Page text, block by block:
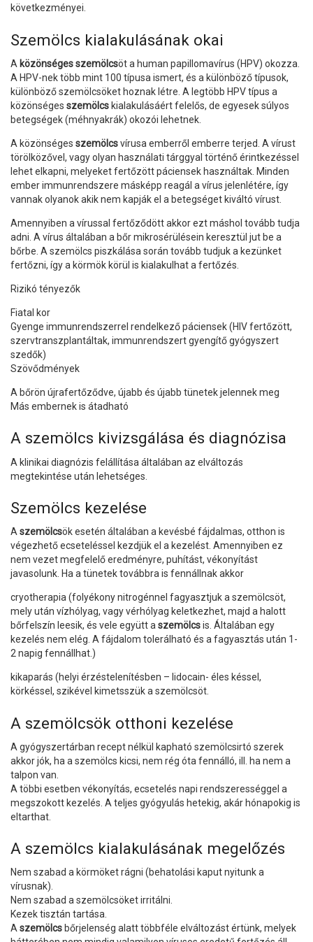
következményei.
Szemölcs kialakulásának okai
A közönséges szemölcsöt a human papillomavírus (HPV) okozza.
A HPV-nek több mint 100 típusa ismert, és a különböző típusok,
különböző szemölcsöket hoznak létre. A legtöbb HPV típus a
közönséges szemölcs kialakulásáért felelős, de egyesek súlyos
betegségek (méhnyakrák) okozói lehetnek.
A közönséges szemölcsvírusa emberről emberre terjed. A vírust
törölközővel, vagy olyan használati tárggyal történő érintkezéssel
lehet elkapni, melyeket fertőzött páciensek használtak. Minden
ember immunrendszere másképp reagál a vírus jelenlétére, így
vannak olyanok akik nem kapják el a betegséget kiváltó vírust.
Amennyiben a vírussal fertőződött akkor ezt máshol tovább tudja
adni. A vírus általában a bőr mikrosérülésein keresztül jut be a
bőrbe. A szemölcs piszkálása során tovább tudjuk a kezünket
fertőzni, így a körmök körül is kialakulhat a fertőzés.
Rizikó tényezők
Fiatal kor
Gyenge immunrendszerrel rendelkező páciensek (HIV fertőzött,
szervtranszplantáltak, immunrendszert gyengítő gyógyszert
szedők)
Szövődmények
A bőrön újrafertőződve, újabb és újabb tünetek jelennek meg
Más embernek is átadható
A szemölcs kivizsgálása és diagnózisa
A klinikai diagnózis felállítása általában az elváltozás
megtekintése után lehetséges.
Szemölcs kezelése
A szemölcsök esetén általában a kevésbé fájdalmas, otthon is
végezhető ecseteléssel kezdjük el a kezelést. Amennyiben ez
nem vezet megfelelő eredményre, puhítást, vékonyítást
javasolunk. Ha a tünetek továbbra is fennállnak akkor
cryotherapia (folyékony nitrogénnel fagyasztjuk a szemölcsöt,
mely után vízhólyag, vagy vérhólyag keletkezhet, majd a halott
bőrfelszín leesik, és vele együtt a szemölcsis. Általában egy
kezelés nem elég. A fájdalom tolerálható és a fagyasztás után 1-
2 napig fennállhat.)
kikaparás (helyi érzéstelenítésben – lidocain- éles késsel,
körkéssel, szikével kimetsszük a szemölcsöt.
A szemölcsök otthoni kezelése
A gyógyszertárban recept nélkül kapható szemölcsirtó szerek
akkor jók, ha a szemölcs kicsi, nem rég óta fennálló, ill. ha nem a
talpon van.
A többi esetben vékonyítás, ecsetelés napi rendszerességgel a
megszokott kezelés. A teljes gyógyulás hetekig, akár hónapokig is
eltarthat.
A szemölcs kialakulásának megelőzés
Nem szabad a körmöket rágni (behatolási kaput nyitunk a
vírusnak).
Nem szabad a szemölcsöket irritálni.
Kezek tisztán tartása.
Aszemölcs bőrjelenség alatt többféle elváltozást értünk, melyek